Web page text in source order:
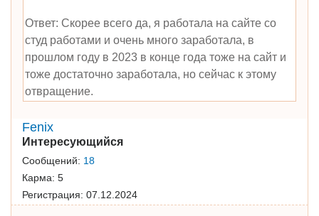
Ответ: Скорее всего да, я работала на сайте со
студ работами и очень много заработала, в
прошлом году в 2023 в конце года тоже на сайт и
тоже достаточно заработала, но сейчас к этому
отвращение.
Fenix
Интересующийся
Сообщений: 18
Карма: 5
Регистрация: 07.12.2024